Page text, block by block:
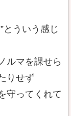
とういう感じ
ルマを課せら
りせず
守ってくれて